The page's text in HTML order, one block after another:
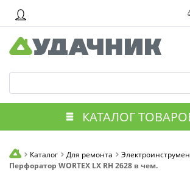
КАТАЛОГ
Каталог Для ремонта
Перфоратор WORTEX LX RH 2628 в чем.